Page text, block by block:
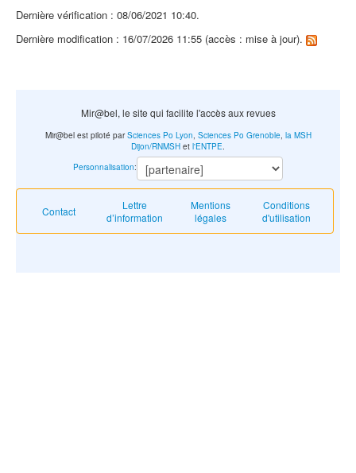
Dernière vérification : 08/06/2021 10:40.
Dernière modification : 16/07/2026 11:55 (accès : mise à jour).
Mir@bel, le site qui facilite l'accès aux revues
Contact
Lettre
d’information
Mentions
légales
Conditions
d'utilisation
Mir@bel est piloté parSciences Po Lyon Sciences Po Grenoble, la MSH
Dijon/RNMSH et l'ENTPE
Personnalisation: